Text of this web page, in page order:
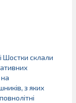
Шостки склали
з яких